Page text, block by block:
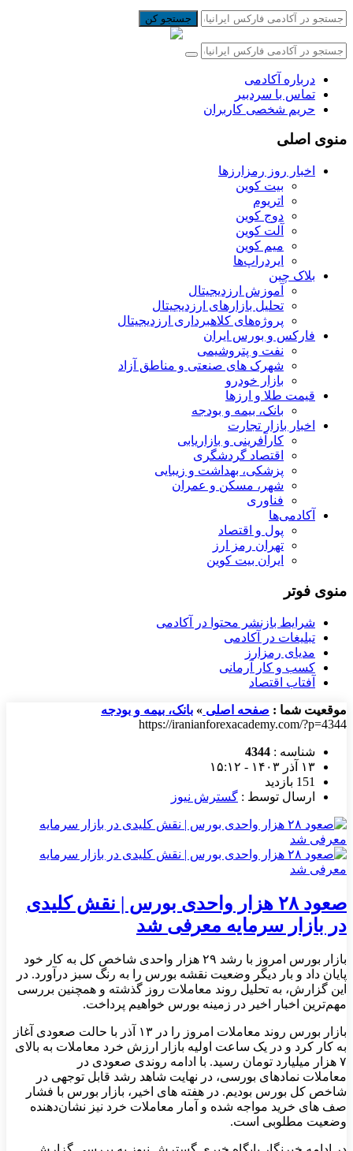
جستجو کن
درباره آکادمی
تماس با سردبیر
حریم شخصی کاربران
منوی اصلی
اخبار روز رمزارزها
بیت کوین
اتریوم
دوج کوین
آلت کوین
میم کوین‌
ایردراپ‌ها
بلاک چین
آموزش ارزدیجیتال
تحلیل بازارهای ارزدیجیتال
پروژه‌های کلاهبرداری ارزدیجیتال
فارکس و بورس ایران
نفت و پتروشیمی
شهرک های صنعتی و مناطق آزاد
بازار خودرو
قیمت طلا و ارزها
بانک، بیمه و بودجه
اخبار بازار تجارت
کارآفرینی و بازاریابی
اقتصاد گردشگری
پزشکی، بهداشت و زیبایی
شهر، مسکن و عمران
فناوری
آکادمی‌ها
پول و اقتصاد
تهران رمز ارز
ایران بیت کوین
منوی فوتر
شرایط بازنشر محتوا در آکادمی
تبلیغات در آکادمی
مدیای رمزارز
کسب و کار آرمانی
آفتاب اقتصاد
موقعیت شما : صفحه اصلی » بانک، بیمه و بودجه
https://iranianforexacademy.com/?p=4344
شناسه : 4344
۱۳ آذر ۱۴۰۳ - ۱۵:۱۲
151 بازدید
ارسال توسط : گسترش نیوز
صعود ۲۸ هزار واحدی بورس | نقش کلیدی
در بازار سرمایه معرفی شد
بازار بورس امروز با رشد ۲۹ هزار واحدی شاخص کل به کار خود
پایان داد و بار دیگر وضعیت نقشه بورس را به رنگ سبز درآورد. در
این گزارش، به تحلیل روند معاملات روز گذشته و همچنین بررسی
مهم‌ترین اخبار اخیر در زمینه بورس خواهیم پرداخت.
بازار بورس روند معاملات امروز را در ۱۳ آذر با حالت صعودی آغاز
به کار کرد و در یک ساعت اولیه بازار ارزش خرد معاملات به بالای
۷ هزار میلیارد تومان رسید. با ادامه روندی صعودی در
معاملات نمادهای بورسی، در نهایت شاهد رشد قابل توجهی در
شاخص کل بورس بودیم. در هفته های اخیر، بازار بورس با فشار
صف‌ های خرید مواجه شده و آمار معاملات خرد نیز نشان‌دهنده
وضعیت مطلوبی است.